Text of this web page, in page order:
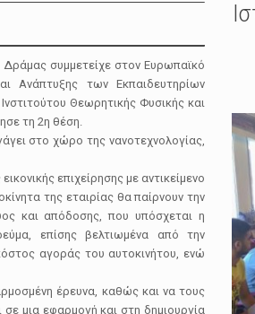
συμμετείχε στον Ευρωπαϊκό
Ανάπτυξης των Εκπαιδευτηρίων
Θεωρητικής Φυσικής και
τη 2η θέση.
στο χώρο της νανοτεχνολογίας,
επιχείρησης με αντικείμενο
της εταιρίας θα παίρνουν την
και απόδοσης, που υπόσχεται η
επίσης βελτιωμένα από την
αγοράς του αυτοκινήτου, ενώ
έρευνα, καθώς και να τους
μια εφαρμογή και στη δημιουργία